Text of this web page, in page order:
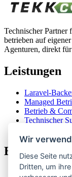
Technischer Partner
betrieben auf
Agenturen, direkt
Leistungen
Laravel-
Managed
Betrieb &
Technischer
Eigene
ClubCoPilot
Wir
Diese Seite
Dritten, um